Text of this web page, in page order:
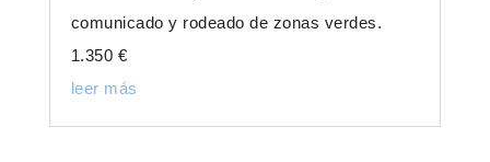
comunicado y rodeado de zonas verdes.
1.350 €
leer más